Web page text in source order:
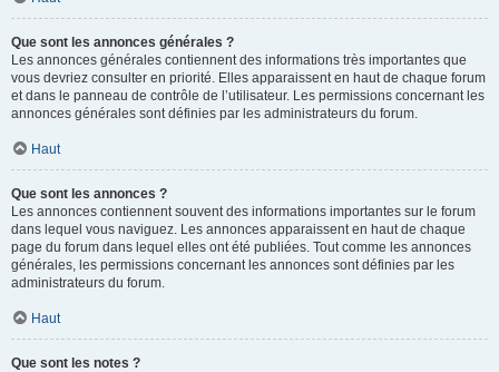
Que sont les annonces générales ?
Les annonces générales contiennent des informations très importantes que
vous devriez consulter en priorité. Elles apparaissent en haut de chaque forum
et dans le panneau de contrôle de l’utilisateur. Les permissions concernant les
annonces générales sont définies par les administrateurs du forum.
Haut
Que sont les annonces ?
Les annonces contiennent souvent des informations importantes sur le forum
dans lequel vous naviguez. Les annonces apparaissent en haut de chaque
page du forum dans lequel elles ont été publiées. Tout comme les annonces
générales, les permissions concernant les annonces sont définies par les
administrateurs du forum.
Haut
Que sont les notes ?